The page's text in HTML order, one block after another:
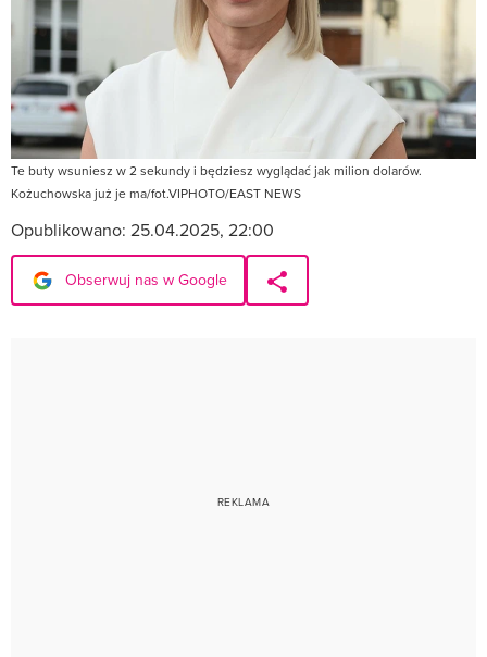
Te buty wsuniesz w 2 sekundy i będziesz wyglądać jak milion dolarów.
Kożuchowska już je ma/fot.VIPHOTO/EAST NEWS
Opublikowano: 25.04.2025, 22:00
Obserwuj nas w Google